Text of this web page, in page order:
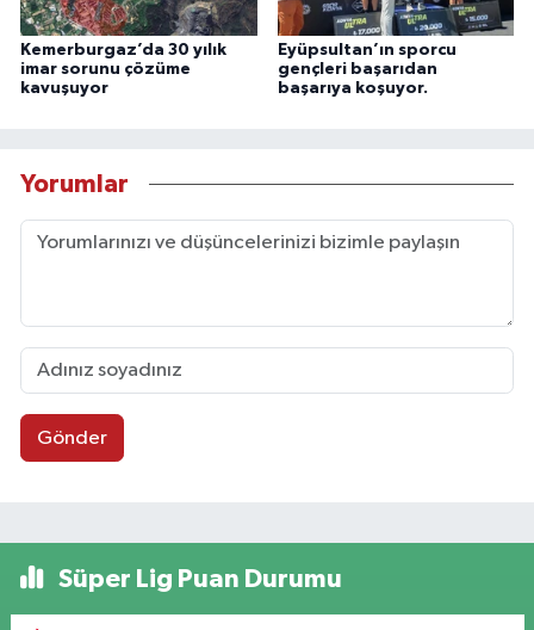
Kemerburgaz’da 30 yılık
imar sorunu çözüme
kavuşuyor
Eyüpsultan’ın sporcu
gençleri başarıdan
başarıya koşuyor.
Yorumlar
Gönder
Süper Lig Puan Durumu